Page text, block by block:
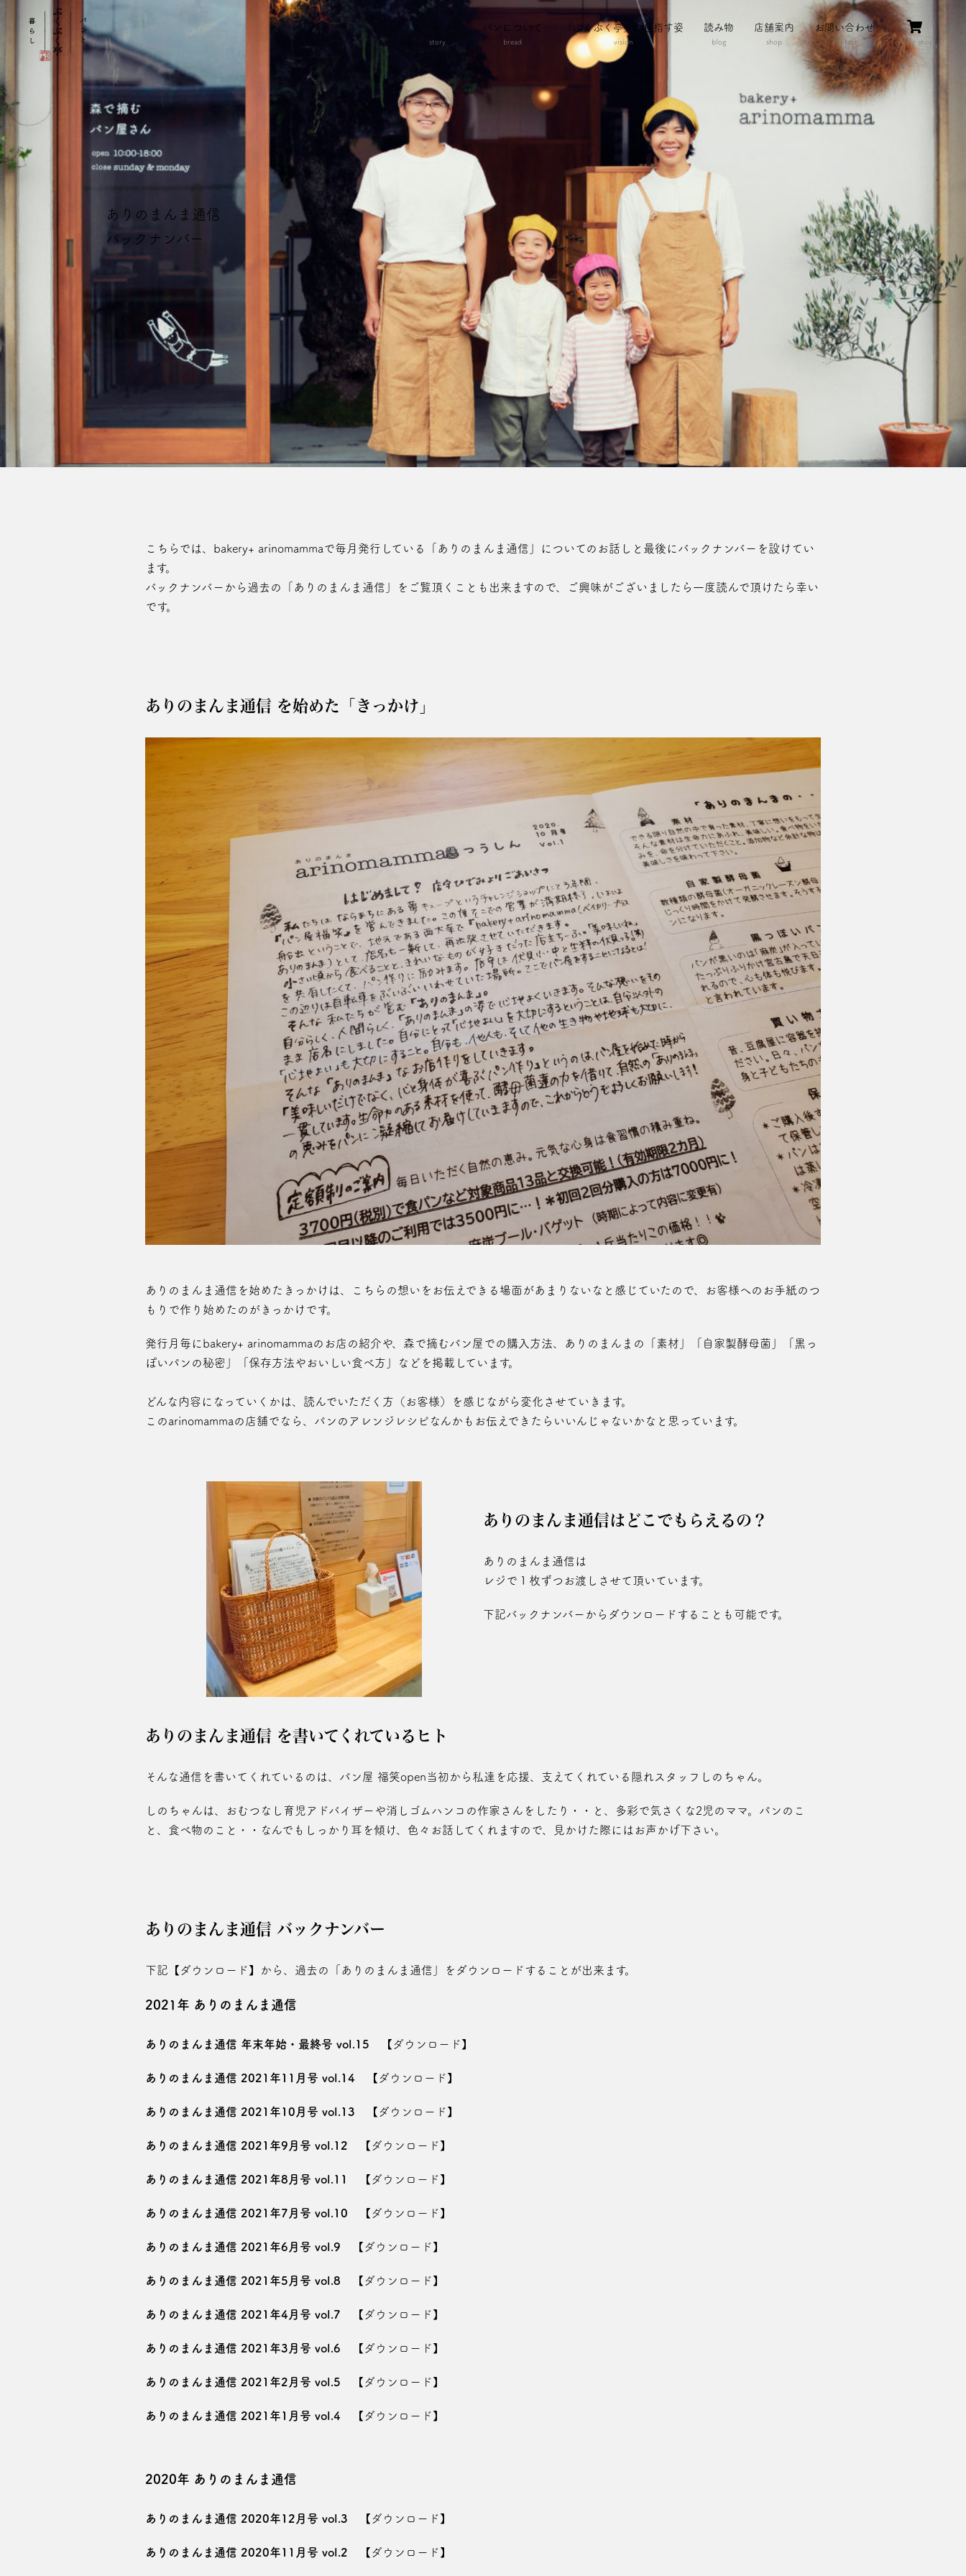
ストーリー
story
パンについて
bread
「ぷくぷく亭」の目指す姿
vision
読み物
blog
店舗案内
shop
お問い合わせ
contact online shop
ありのまんま通信
バックナンバー
こちらでは、bakery+ arinomammaで毎月発行している「ありのまんま通信」についてのお話しと最後にバックナンバーを設けてい
ます。
バックナンバーから過去の「ありのまんま通信」をご覧頂くことも出来ますので、ご興味がございましたら一度読んで頂けたら幸い
です。
ありのまんま通信 を始めた「きっかけ」
ありのまんま通信を始めたきっかけは、こちらの想いをお伝えできる場面があまりないなと感じていたので、お客様へのお手紙のつ
もりで作り始めたのがきっかけです。
発行月毎にbakery+ arinomammaのお店の紹介や、森で摘むパン屋での購入方法、ありのまんまの「素材」「自家製酵母菌」「黒っ
ぽいパンの秘密」「保存方法やおいしい食べ方」などを掲載しています。
どんな内容になっていくかは、読んでいただく方（お客様）を感じながら変化させていきます。
このarinomammaの店舗でなら、パンのアレンジレシピなんかもお伝えできたらいいんじゃないかなと思っています。
ありのまんま通信はどこでもらえるの？
ありのまんま通信は
レジで１枚ずつお渡しさせて頂いています。
下記バックナンバーからダウンロードすることも可能です。
ありのまんま通信 を書いてくれているヒト
そんな通信を書いてくれているのは、パン屋 福笑open当初から私達を応援、支えてくれている隠れスタッフしのちゃん。
しのちゃんは、おむつなし育児アドバイザーや消しゴムハンコの作家さんをしたり・・と、多彩で気さくな2児のママ。パンのこ
と、食べ物のこと・・なんでもしっかり耳を傾け、色々お話してくれますので、見かけた際にはお声かげ下さい。
ありのまんま通信 バックナンバー
下記【ダウンロード】から、過去の「ありのまんま通信」をダウンロードすることが出来ます。
2021年 ありのまんま通信
ありのまんま通信 年末年始・最終号 vol.15 【ダウンロード】
ありのまんま通信 2021年11月号 vol.14 【ダウンロード】
ありのまんま通信 2021年10月号 vol.13 【ダウンロード】
ありのまんま通信 2021年9月号 vol.12 【ダウンロード】
ありのまんま通信 2021年8月号 vol.11 【ダウンロード】
ありのまんま通信 2021年7月号 vol.10 【ダウンロード】
ありのまんま通信 2021年6月号 vol.9 【ダウンロード】
ありのまんま通信 2021年5月号 vol.8 【ダウンロード】
ありのまんま通信 2021年4月号 vol.7 【ダウンロード】
ありのまんま通信 2021年3月号 vol.6 【ダウンロード】
ありのまんま通信 2021年2月号 vol.5 【ダウンロード】
ありのまんま通信 2021年1月号 vol.4 【ダウンロード】
2020年 ありのまんま通信
ありのまんま通信 2020年12月号 vol.3 【ダウンロード】
ありのまんま通信 2020年11月号 vol.2 【ダウンロード】